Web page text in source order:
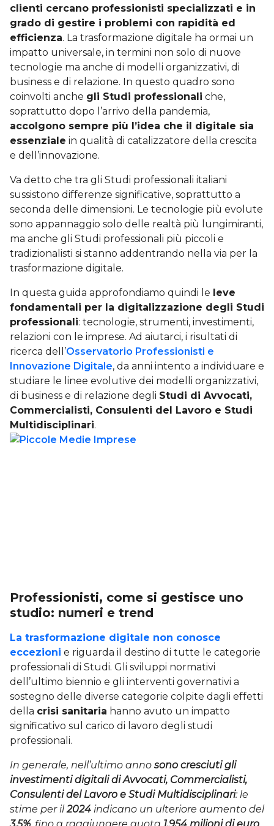
clienti cercano professionisti specializzati e in
grado di gestire i problemi con rapidità ed
efficienza. La trasformazione digitale ha ormai un
impatto universale, in termini non solo di nuove
tecnologie ma anche di modelli organizzativi, di
business e di relazione. In questo quadro sono
coinvolti anche gli Studi professionali che,
soprattutto dopo l’arrivo della pandemia,
accolgono sempre più l’idea che il digitale sia
essenziale in qualità di catalizzatore della crescita
e dell’innovazione.
Va detto che tra gli Studi professionali italiani
sussistono differenze significative, soprattutto a
seconda delle dimensioni. Le tecnologie più evolute
sono appannaggio solo delle realtà più lungimiranti,
ma anche gli Studi professionali più piccoli e
tradizionalisti si stanno addentrando nella via per la
trasformazione digitale.
In questa guida approfondiamo quindi le leve
fondamentali per la digitalizzazione degli Studi
professionali: tecnologie, strumenti, investimenti,
relazioni con le imprese. Ad aiutarci, i risultati di
ricerca dell’Osservatorio Professionisti e
Innovazione Digitale, da anni intento a individuare e
studiare le linee evolutive dei modelli organizzativi,
di business e di relazione degli Studi di Avvocati,
Commercialisti, Consulenti del Lavoro e Studi
Multidisciplinari.
Professionisti, come si gestisce uno
studio: numeri e trend
La trasformazione digitale non conosce
eccezioni e riguarda il destino di tutte le categorie
professionali di Studi. Gli sviluppi normativi
dell’ultimo biennio e gli interventi governativi a
sostegno delle diverse categorie colpite dagli effetti
della crisi sanitaria hanno avuto un impatto
significativo sul carico di lavoro degli studi
professionali.
In generale, nell’ultimo anno sono cresciuti gli
investimenti digitali di Avvocati, Commercialisti,
Consulenti del Lavoro e Studi Multidisciplinari: le
stime per il2024 indicano un ulteriore aumento del